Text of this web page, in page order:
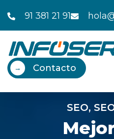
91 381 21 91
→ Contacto
SEO,